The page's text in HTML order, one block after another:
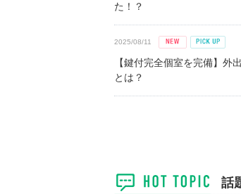
た！？
2025/08/11
【鍵付完全個室を完備】外
とは？
話